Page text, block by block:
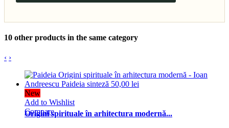
10 other products in the same category
‹ ›
New
Add to Wishlist
Compare
Origini spirituale în arhitectura modernă...